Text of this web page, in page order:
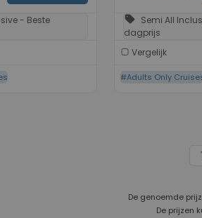
- Beste
sell Semi All
dagprijs
Vergelijk
#Adults Only
De genoemde
De prijzen